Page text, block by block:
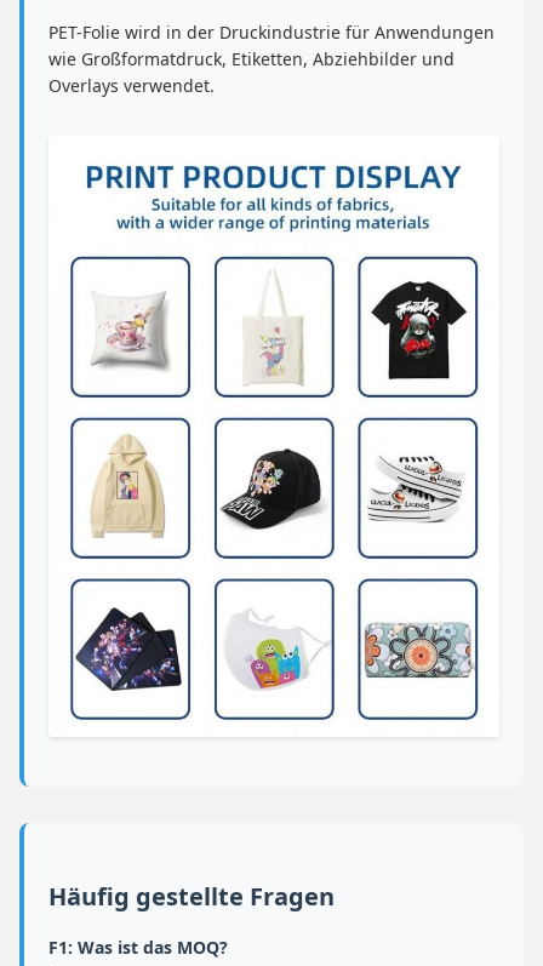
PET-Folie wird in der Druckindustrie für Anwendungen
wie Großformatdruck, Etiketten, Abziehbilder und
Overlays verwendet.
Häufig gestellte Fragen
F1: Was ist das MOQ?